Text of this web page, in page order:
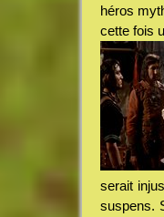
héros
cette fois
serait
suspens.